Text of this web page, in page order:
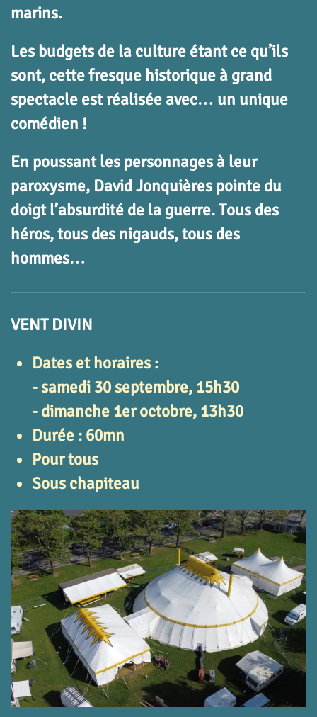
marins.
Les budgets de la culture étant ce qu’ils
sont, cette fresque historique à grand
spectacle est réalisée avec… un unique
comédien !
En poussant les personnages à leur
paroxysme, David Jonquières pointe du
doigt l’absurdité de la guerre. Tous des
héros, tous des nigauds, tous des
hommes…
VENT DIVIN
Dates et horaires :
- samedi 30 septembre, 15h30
- dimanche 1er octobre, 13h30
Durée : 60mn
Pour tous
Sous chapiteau